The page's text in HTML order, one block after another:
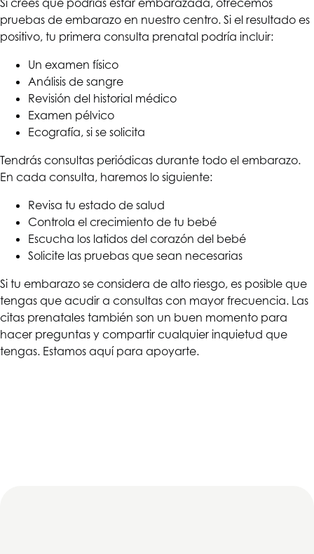
Si crees que podrías estar embarazada, ofrecemos
pruebas de embarazo en nuestro centro. Si el resultado es
positivo, tu primera consulta prenatal podría incluir:
Un examen físico
Análisis de sangre
Revisión del historial médico
Examen pélvico
Ecografía, si se solicita
Tendrás consultas periódicas durante todo el embarazo.
En cada consulta, haremos lo siguiente:
Revisa tu estado de salud
Controla el crecimiento de tu bebé
Escucha los latidos del corazón del bebé
Solicite las pruebas que sean necesarias
Si tu embarazo se considera de alto riesgo, es posible que
tengas que acudir a consultas con mayor frecuencia. Las
citas prenatales también son un buen momento para
hacer preguntas y compartir cualquier inquietud que
tengas. Estamos aquí para apoyarte.